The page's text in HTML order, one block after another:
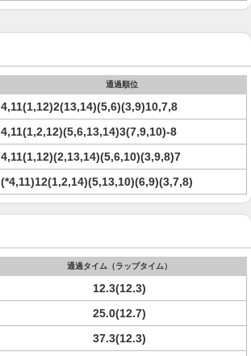
通過順位
4,11(1,12)2(13,14)(5,6)(3,9)10,7,8
4,11(1,2,12)(5,6,13,14)3(7,9,10)-8
4,11(1,12)(2,13,14)(5,6,10)(3,9,8)7
(*4,11)12(1,2,14)(5,13,10)(6,9)(3,7,8)
通過タイム（ラップタイム）
12.3(12.3)
25.0(12.7)
37.3(12.3)